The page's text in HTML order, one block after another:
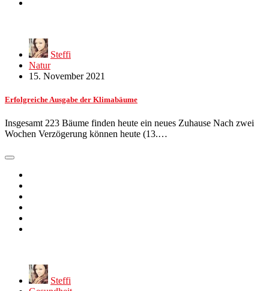
Steffi
Natur
15. November 2021
Erfolgreiche Ausgabe der Klimabäume
Insgesamt 223 Bäume finden heute ein neues Zuhause Nach zwei
Wochen Verzögerung können heute (13.…
Steffi